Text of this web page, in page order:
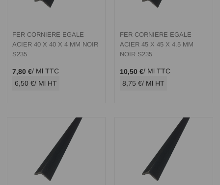
FER CORNIERE EGALE
ACIER 40 X 40 X 4 MM NOIR
S235
7,80 €/ Ml TTC
6,50 €/ Ml HT
FER CORNIERE EGALE
ACIER 45 X 45 X 4.5 MM
NOIR S235
10,50 €/ Ml TTC
8,75 €/ Ml HT